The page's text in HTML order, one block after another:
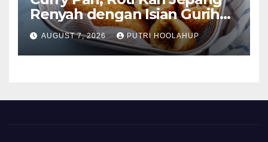
Renyah dengan Isian Gurih
Menggoda
AUGUST 7, 2026 PUTRI HOOLAHUP